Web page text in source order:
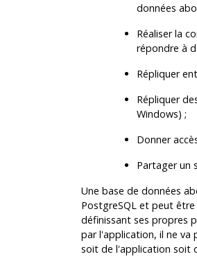
données
Réaliser la
répondre à
Répliquer
Répliquer
Windows) ;
Donner
Partager un
Une base de données
PostgreSQL et peut
définissant ses propres
par l'application, il ne va
soit de l'application soit